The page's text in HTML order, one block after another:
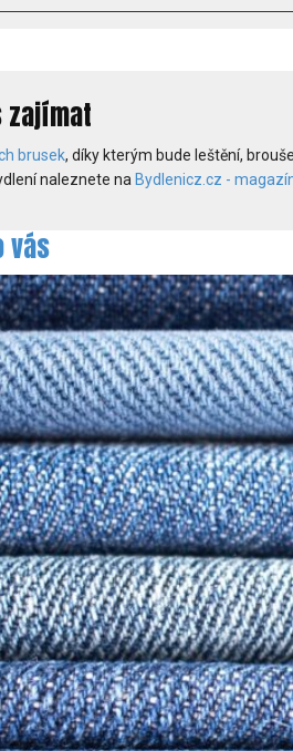
zajímat
brusek, díky kterým bude leštění,
naleznete na Bydlenicz.cz -
vás